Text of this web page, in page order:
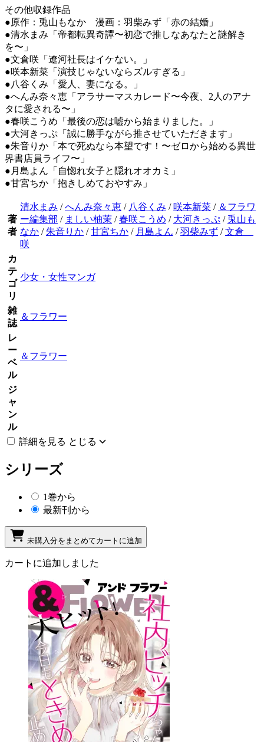
その他収録作品
●原作：兎山もなか 漫画：羽柴みず「赤の結婚」
●清水まみ「帝都転異奇譚〜初恋で推しなあなたと謎解き
を〜」
●文倉咲「遼河社長はイケない。」
●咲本新菜「演技じゃないならズルすぎる」
●八谷くみ「愛人、妻になる。」
●へんみ奈々恵「アラサーマスカレード〜今夜、2人のアナ
タに愛される〜」
●春咲こうめ「最後の恋は嘘から始まりました。」
●大河きっぷ「誠に勝手ながら推させていただきます」
●朱音りか「本で死ぬなら本望です！〜ゼロから始める異世
界書店員ライフ〜」
●月島よん「自惚れ女子と隠れオオカミ」
●甘宮ちか「抱きしめておやすみ」
著
者
清水まみ /へんみ奈々恵 / 八谷くみ / 咲本新菜 / ＆フラワ
ー編集部 / ましい柚茉 /春咲こうめ / 大河きっぷ / 兎山も
なか /朱音りか /甘宮ちか / 月島よん /羽柴みず /文倉
咲
カ
テ
ゴ
リ
少女・女性マンガ
雑
誌
＆フラワー
レ
ー
ベ
ル
＆フラワー
ジ
ャ
ン
ル
詳細を見る とじる
シリーズ
1巻から
最新刊から
未購入分をまとめてカートに追加
カートに追加しました